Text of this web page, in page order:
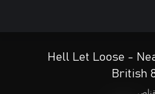
Hell Let Loose -
British